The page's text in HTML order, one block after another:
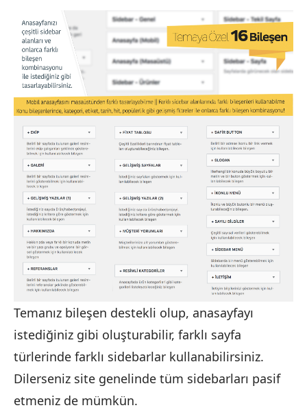
Temanız bileşen destekli olup, anasayfayı
istediğiniz gibi oluşturabilir, farklı sayfa
türlerinde farklı sidebarlar kullanabilirsiniz.
Dilerseniz site genelinde tüm sidebarları pasif
etmeniz de mümkün.